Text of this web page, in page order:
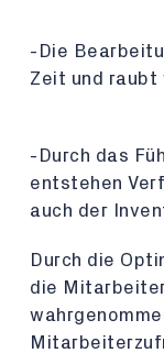
-Die
Zeit und raubt
-Durch das
entstehen
auch der
Durch die
die